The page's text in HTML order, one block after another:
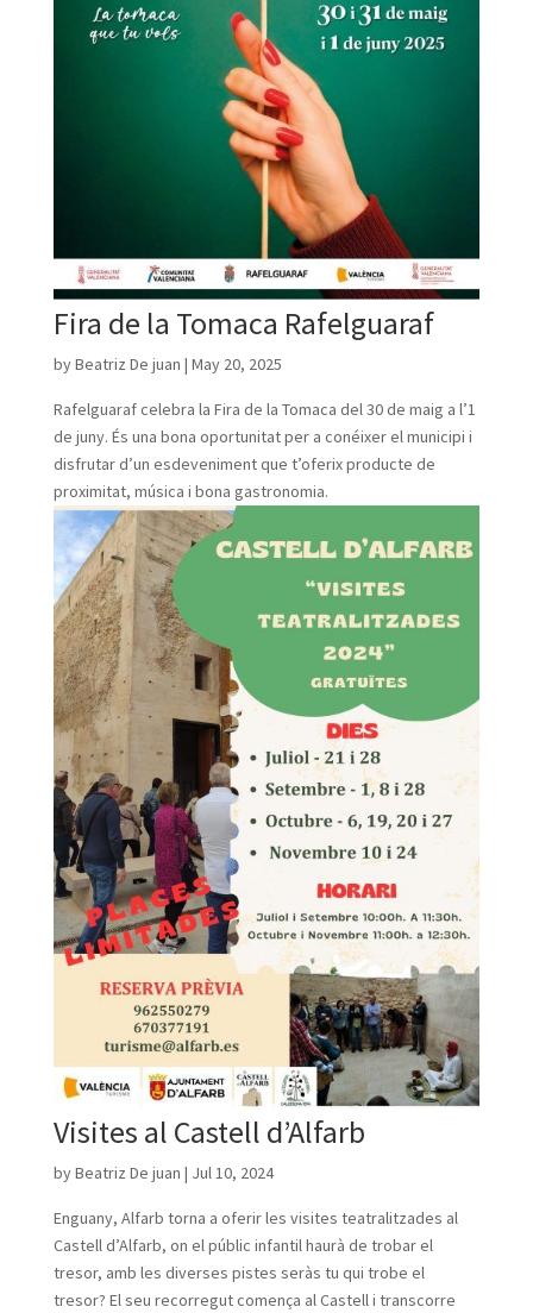
Fira de la Tomaca Rafelguaraf
byBeatriz De juan | May 20, 2025
Rafelguaraf celebra la Fira de la Tomaca del 30 de maig a l’1
de juny. És una bona oportunitat per a conéixer el municipi i
disfrutar d’un esdeveniment que t’oferix producte de
proximitat, música i bona gastronomia.
Visites al Castell d’Alfarb
byBeatriz De juan | Jul 10, 2024
Enguany, Alfarb torna a oferir les visites teatralitzades al
Castell d’Alfarb, on el públic infantil haurà de trobar el
tresor, amb les diverses pistes seràs tu qui trobe el
tresor? El seu recorregut comença al Castell i transcorre